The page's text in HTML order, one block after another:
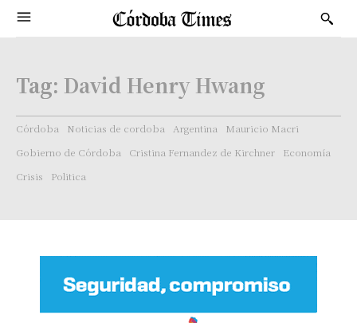
Tag: David Henry Hwang
Córdoba Noticias de cordoba Argentina
Mauricio Macri
Gobierno de Córdoba
Cristina Fernandez de Kirchner
Economía
Crisis
Politica